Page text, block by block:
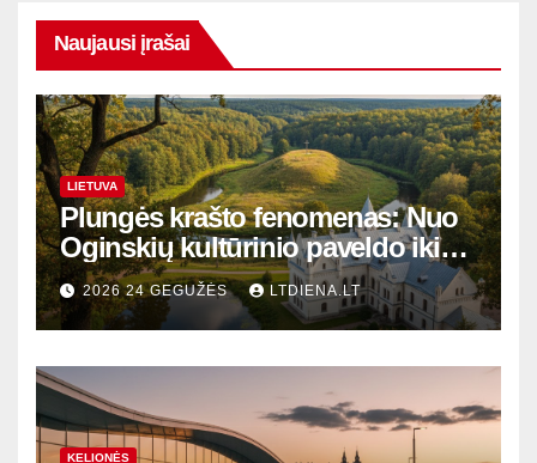
Naujausi įrašai
LIETUVA
Plungės krašto fenomenas: Nuo
Oginskių kultūrinio paveldo iki
Žemaitijos gamtos perlų
2026 24 GEGUŽĖS LTDIENA.LT
KELIONĖS